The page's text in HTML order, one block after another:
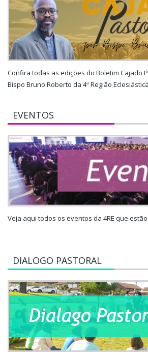
Confira todas as edições do Boletim Cajado
Bispo Bruno Roberto da 4ª Região Eclesiástica
EVENTOS
Veja aqui todos os eventos da 4RE que
DIALOGO PASTORAL